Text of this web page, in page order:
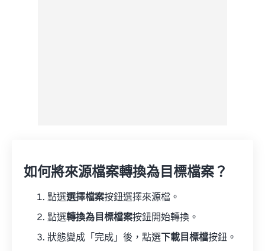
如何將來源檔案轉換為目標檔案？
點選選擇檔案按鈕選擇來源檔。
點選轉換為目標檔案按鈕開始轉換。
狀態變成「完成」後，點選 下載目標檔按鈕。